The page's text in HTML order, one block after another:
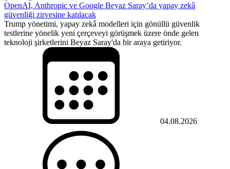
OpenAI, Anthropic ve Google Beyaz Saray’da yapay zekâ
güvenliği zirvesine katılacak
Trump yönetimi, yapay zekâ modelleri için gönüllü güvenlik
testlerine yönelik yeni çerçeveyi görüşmek üzere önde gelen
teknoloji şirketlerini Beyaz Saray'da bir araya getiriyor.
04.08.2026